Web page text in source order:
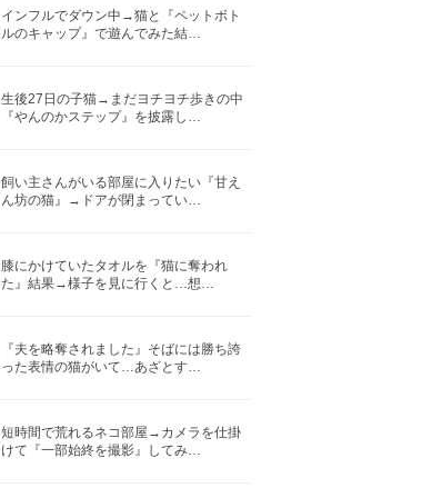
インフルでダウン中→猫と『ペットボト
ルのキャップ』で遊んでみた結…
生後27日の子猫→まだヨチヨチ歩きの中
『やんのかステップ』を披露し…
飼い主さんがいる部屋に入りたい『甘え
ん坊の猫』→ドアが閉まってい…
膝にかけていたタオルを『猫に奪われ
た』結果→様子を見に行くと…想…
『夫を略奪されました』そばには勝ち誇
った表情の猫がいて…あざとす…
短時間で荒れるネコ部屋→カメラを仕掛
けて『一部始終を撮影』してみ…